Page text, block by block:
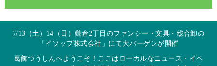
7/13（土）14（日）鎌倉2丁目のファンシー・文具・総合卸の
「イソップ株式会社」にて大バーゲンが開催
葛飾つうしんへようこそ！ここはローカルなニュース・イベ